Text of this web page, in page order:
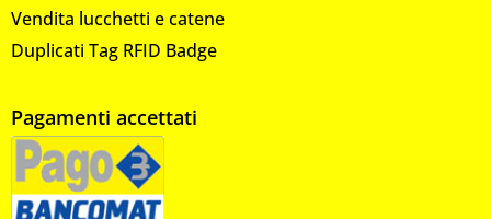
Vendita lucchetti e catene
Duplicati Tag RFID Badge
Pagamenti accettati